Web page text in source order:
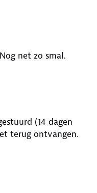
net zo smal.
(14 dagen
terug ontvangen.